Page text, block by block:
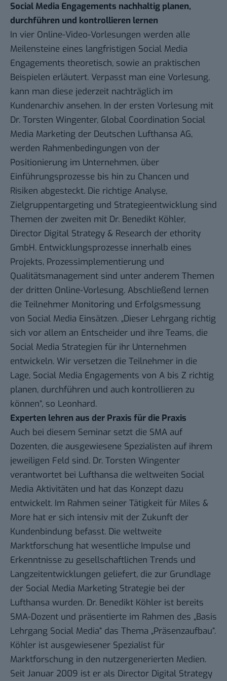
Social Media Engagements nachhaltig planen,
durchführen und kontrollieren lernen
In vier Online-Video-Vorlesungen werden alle
Meilensteine eines langfristigen Social Media
Engagements theoretisch, sowie an praktischen
Beispielen erläutert. Verpasst man eine Vorlesung,
kann man diese jederzeit nachträglich im
Kundenarchiv ansehen. In der ersten Vorlesung mit
Dr. Torsten Wingenter, Global Coordination Social
Media Marketing der Deutschen Lufthansa AG,
werden Rahmenbedingungen von der
Positionierung im Unternehmen, über
Einführungsprozesse bis hin zu Chancen und
Risiken abgesteckt. Die richtige Analyse,
Zielgruppentargeting und Strategieentwicklung sind
Themen der zweiten mit Dr. Benedikt Köhler,
Director Digital Strategy & Research der ethority
GmbH. Entwicklungsprozesse innerhalb eines
Projekts, Prozessimplementierung und
Qualitätsmanagement sind unter anderem Themen
der dritten Online-Vorlesung. Abschließend lernen
die Teilnehmer Monitoring und Erfolgsmessung
von Social Media Einsätzen. „Dieser Lehrgang richtig
sich vor allem an Entscheider und ihre Teams, die
Social Media Strategien für ihr Unternehmen
entwickeln. Wir versetzen die Teilnehmer in die
Lage, Social Media Engagements von A bis Z richtig
planen, durchführen und auch kontrollieren zu
können“, so Leonhard.
Experten lehren aus der Praxis für die Praxis
Auch bei diesem Seminar setzt die SMA auf
Dozenten, die ausgewiesene Spezialisten auf ihrem
jeweiligen Feld sind. Dr. Torsten Wingenter
verantwortet bei Lufthansa die weltweiten Social
Media Aktivitäten und hat das Konzept dazu
entwickelt. Im Rahmen seiner Tätigkeit für Miles &
More hat er sich intensiv mit der Zukunft der
Kundenbindung befasst. Die weltweite
Marktforschung hat wesentliche Impulse und
Erkenntnisse zu gesellschaftlichen Trends und
Langzeitentwicklungen geliefert, die zur Grundlage
der Social Media Marketing Strategie bei der
Lufthansa wurden. Dr. Benedikt Köhler ist bereits
SMA-Dozent und präsentierte im Rahmen des „Basis
Lehrgang Social Media“ das Thema „Präsenzaufbau“.
Köhler ist ausgewiesener Spezialist für
Marktforschung in den nutzergenerierten Medien.
Seit Januar 2009 ist er als Director Digital Strategy